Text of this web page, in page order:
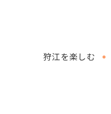
狩江を楽しむ